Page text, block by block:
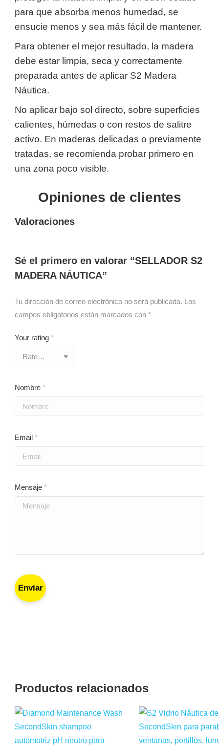
para que absorba menos humedad, se
ensucie menos y sea más fácil de mantener.
Para obtener el mejor resultado, la madera
debe estar limpia, seca y correctamente
preparada antes de aplicar S2 Madera
Náutica.
No aplicar bajo sol directo, sobre superficies
calientes, húmedas o con restos de salitre
activo. En maderas delicadas o previamente
tratadas, se recomienda probar primero en
una zona poco visible.
Opiniones de clientes
Valoraciones
Sé el primero en valorar “SELLADOR S2
MADERA NÁUTICA”
Tu dirección de correo electrónico no será publicada. Los
campos obligatorios están marcados con *
Your rating *
Nombre *
Email *
Mensaje *
Enviar
Productos relacionados